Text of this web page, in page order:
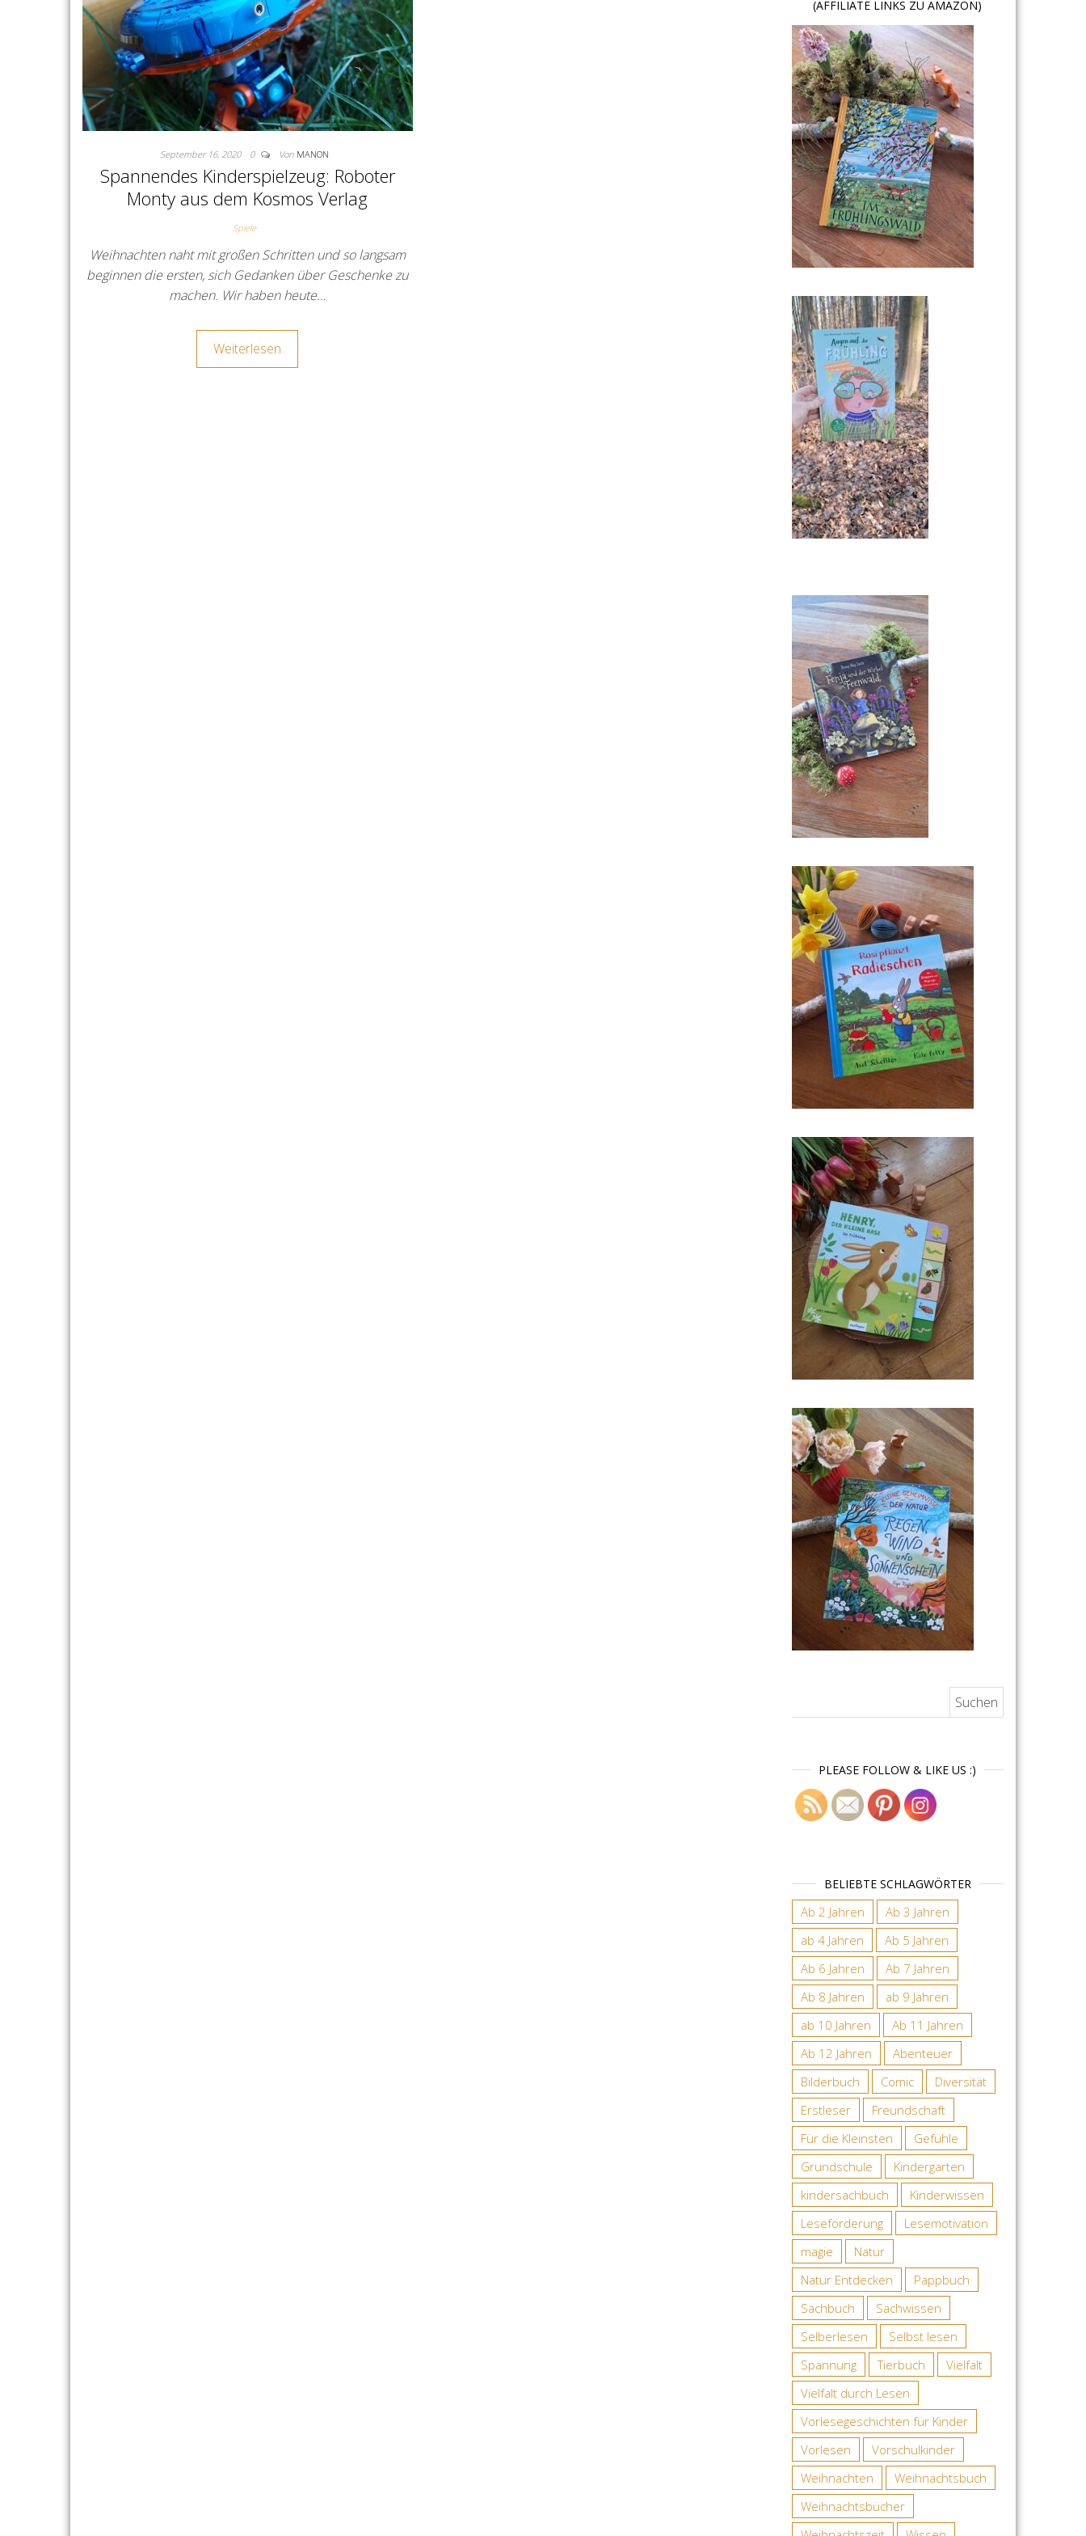
September 16, 2020 0 Von MANON
Spannendes Kinderspielzeug: Roboter
Monty aus dem Kosmos Verlag
Spiele
Weihnachten naht mit großen Schritten und so langsam
beginnen die ersten, sich Gedanken über Geschenke zu
machen. Wir haben heute…
Weiterlesen
(AFFILIATE LINKS ZU AMAZON)
PLEASE FOLLOW & LIKE US :)
BELIEBTE SCHLAGWÖRTER
Ab 2 Jahren
Ab 3 Jahren
ab 4 Jahren
Ab 5 Jahren
Ab 6 Jahren
Ab 7 Jahren
Ab 8 Jahren
ab 9 Jahren
ab 10 Jahren
Ab 11 Jahren
Ab 12 Jahren
Abenteuer
Bilderbuch
Comic
Diversität
Erstleser
Freundschaft
Für die Kleinsten
Gefühle
Grundschule
Kindergarten
kindersachbuch
Kinderwissen
Leseförderung
Lesemotivation
magie
Natur
Natur Entdecken
Pappbuch
Sachbuch
Sachwissen
Selberlesen
Selbst lesen
Spannung
Tierbuch
Vielfalt
Vielfalt durch Lesen
Vorlesegeschichten für Kinder
Vorlesen
Vorschulkinder
Weihnachten
Weihnachtsbuch
Weihnachtsbücher